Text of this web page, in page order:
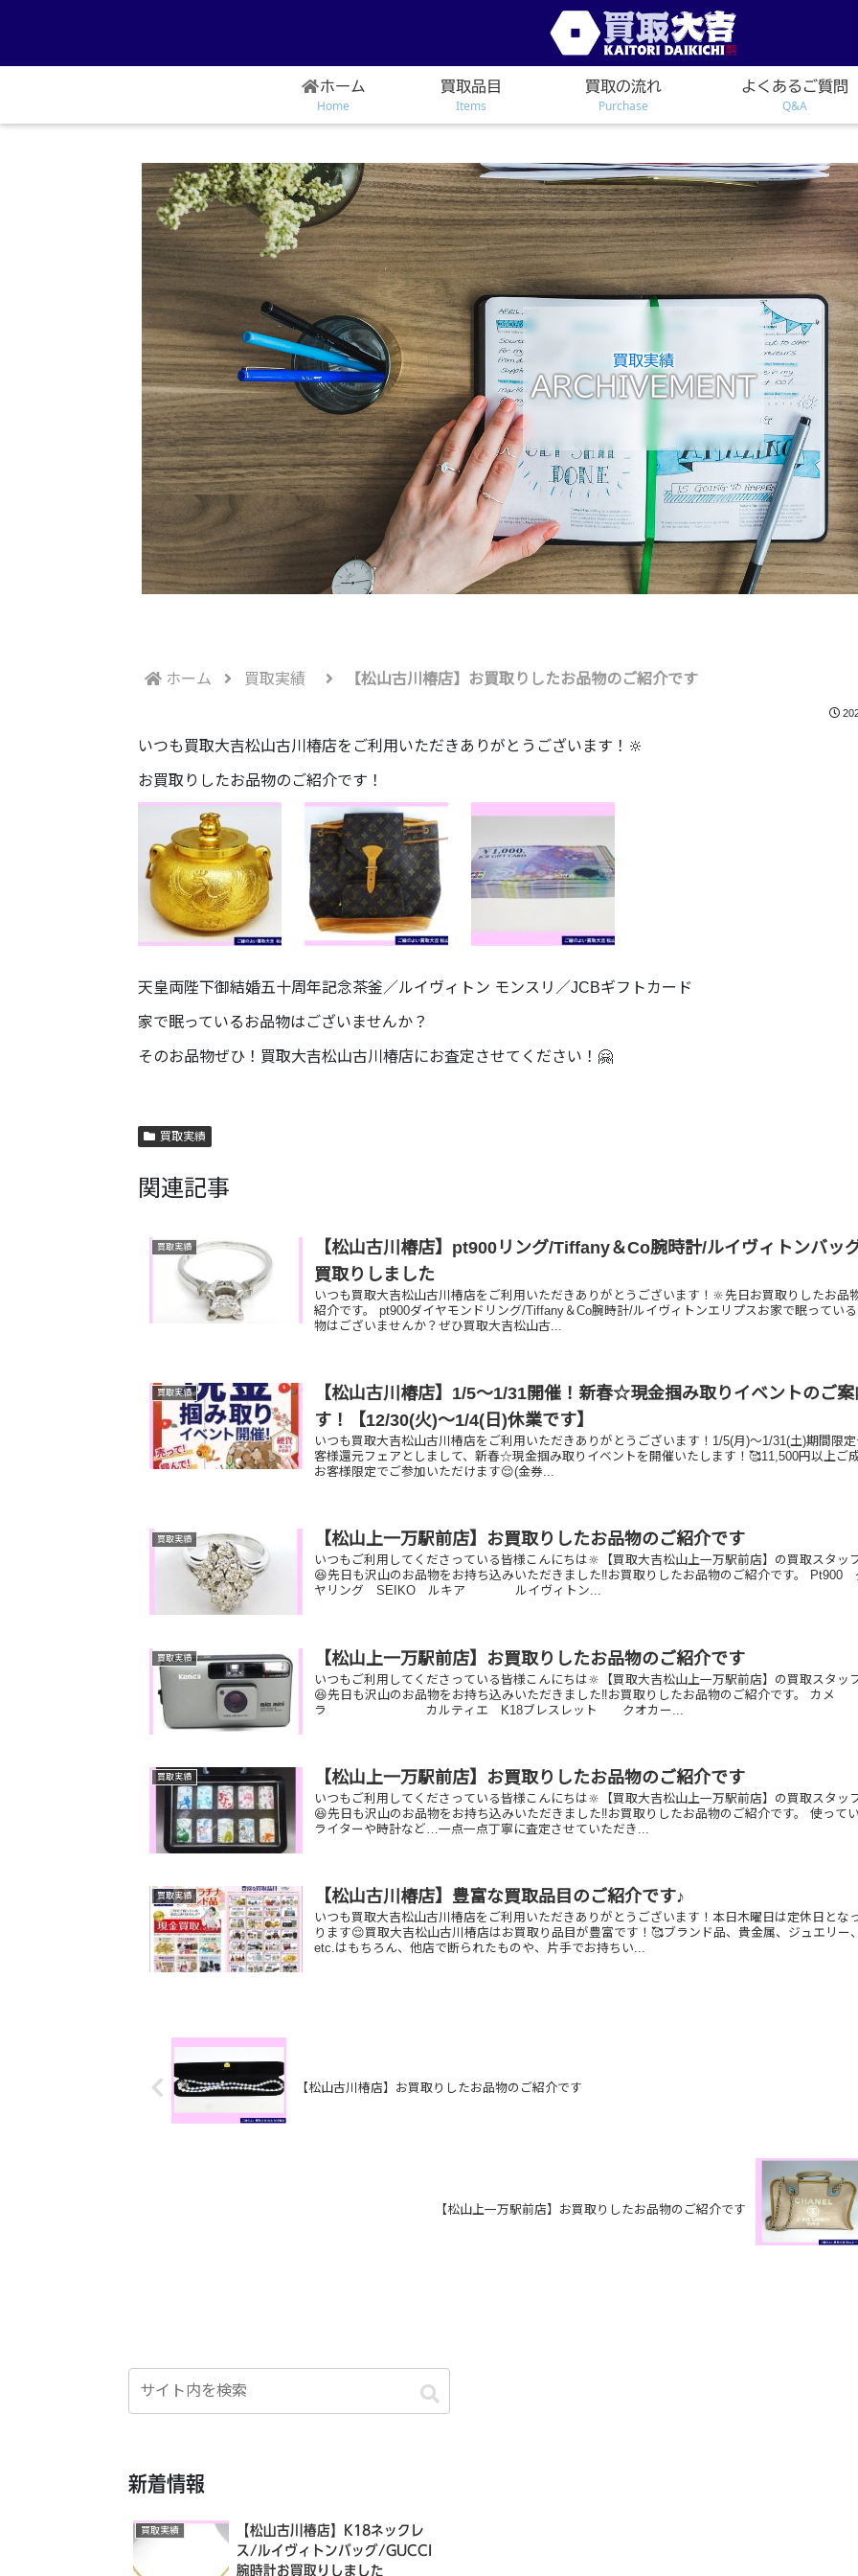
買取実績
ARCHIVEMENT
ホーム
Home
買取品目
Items
買取の流れ
Purchase
よくあるご質問
Q&A
ホーム 買取実績 【松山古川椿店】お買取りしたお品物のご紹介です
いつも買取大吉松山古川椿店をご利用いただきありがとうございます！🔆
お買取りしたお品物のご紹介です！
天皇両陛下御結婚五十周年記念茶釜／ルイヴィトン モンスリ／JCBギフトカード
家で眠っているお品物はございませんか？
そのお品物ぜひ！買取大吉松山古川椿店にお査定させてください！🤗
買取実績
関連記事
買取実績
【松山古川椿店】pt900リング/Tiffany＆Co腕時計/ルイヴィトンバッ
買取りしました
いつも買取大吉松山古川椿店をご利用いただきありがとうございます！🔆先日お買取りしたお品
紹介です。 pt900ダイヤモンドリング/Tiffany＆Co腕時計/ルイヴィトンエリプスお家で眠ってい
物はございませんか？ぜひ買取大吉松山古...
買取実績
【松山古川椿店】1/5～1/31開催！新春☆現金掴み取りイベントのご
す！【12/30(火)～1/4(日)休業です】
いつも買取大吉松山古川椿店をご利用いただきありがとうございます！1/5(月)～1/31(土)期間限
客様還元フェアとしまして、新春☆現金掴み取りイベントを開催いたします！🥰11,500円以上ご
お客様限定でご参加いただけます😌(金券...
買取実績 【松山上一万駅前店】お買取りしたお品物のご紹介です
いつもご利用してくださっている皆様こんにちは🔆【買取大吉松山上一万駅前店】の買取スタッ
😆先日も沢山のお品物をお持ち込みいただきました‼️お買取りしたお品物のご紹介です。 Pt900
ヤリング SEIKO ルキア ルイヴィトン...
買取実績 【松山上一万駅前店】お買取りしたお品物のご紹介です
いつもご利用してくださっている皆様こんにちは🔆【買取大吉松山上一万駅前店】の買取スタッ
😆先日も沢山のお品物をお持ち込みいただきました‼️お買取りしたお品物のご紹介です。 カメ
ラ カルティエ K18ブレスレット クオカー...
買取実績 【松山上一万駅前店】お買取りしたお品物のご紹介です
いつもご利用してくださっている皆様こんにちは🔆【買取大吉松山上一万駅前店】の買取スタッ
😆先日も沢山のお品物をお持ち込みいただきました‼️お買取りしたお品物のご紹介です。 使って
ライターや時計など…一点一点丁寧に査定させていただき...
買取実績 【松山古川椿店】豊富な買取品目のご紹介です♪
いつも買取大吉松山古川椿店をご利用いただきありがとうございます！本日木曜日は定休日とな
ります😌買取大吉松山古川椿店はお買取り品目が豊富です！🥰ブランド品、貴金属、ジュエリー
etc.はもちろん、他店で断られたものや、片手でお持ちい...
【松山古川椿店】お買取りしたお品物のご紹介です
【松山上一万駅前店】お買取りしたお品物のご紹介です
新着情報
買取実績
【松山古川椿店】K18ネックレ
ス/ルイヴィトンバッグ/GUCCI
腕時計お買取りしました